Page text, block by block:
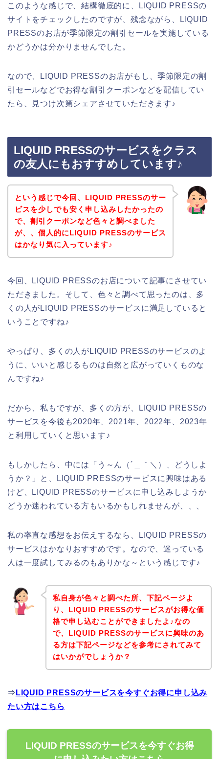
このような感じで、結構徹底的に、LIQUID PRESSの
サイトをチェックしたのですが、残念ながら、LIQUID
PRESSのお店が季節限定の割引セールを実施している
かどうかは分かりませんでした。
なので、LIQUID PRESSのお店がもし、季節限定の割
引セールなどでお得な割引クーポンなどを配信してい
たら、見つけ次第シェアさせていただきます♪
LIQUID PRESSのサービスをクラス
の友人にもおすすめしています♪
という感じで今回、LIQUID PRESSのサー
ビスを少しでも安く申し込みしたかったの
で、割引クーポンなど色々と調べました
が、、個人的にLIQUID PRESSのサービス
はかなり気に入っています♪
今回、LIQUID PRESSのお店について記事にさせてい
ただきました。そして、色々と調べて思ったのは、多
くの人がLIQUID PRESSのサービスに満足していると
いうことですね♪
やっぱり、多くの人がLIQUID PRESSのサービスのよ
うに、いいと感じるものは自然と広がっていくものな
んですね♪
だから、私もですが、多くの方が、LIQUID PRESSの
サービスを今後も2020年、2021年、2022年、2023年
と利用していくと思います♪
もしかしたら、中には「う～ん（´＿｀＼）、どうしよ
うか？」と、LIQUID PRESSのサービスに興味はある
けど、LIQUID PRESSのサービスに申し込みしようか
どうか迷われている方もいるかもしれませんが、、、
私の率直な感想をお伝えするなら、LIQUID PRESSの
サービスはかなりおすすめです。なので、迷っている
人は一度試してみるのもありかな～という感じです♪
私自身が色々と調べた所、下記ページよ
り、LIQUID PRESSのサービスがお得な価
格で申し込むことができましたよ♪なの
で、LIQUID PRESSのサービスに興味のあ
る方は下記ページなどを参考にされてみて
はいかがでしょうか？
⇒ LIQUID PRESSのサービスを今すぐお得に申し込み
たい方はこちら
LIQUID PRESSのサービスを今すぐお得